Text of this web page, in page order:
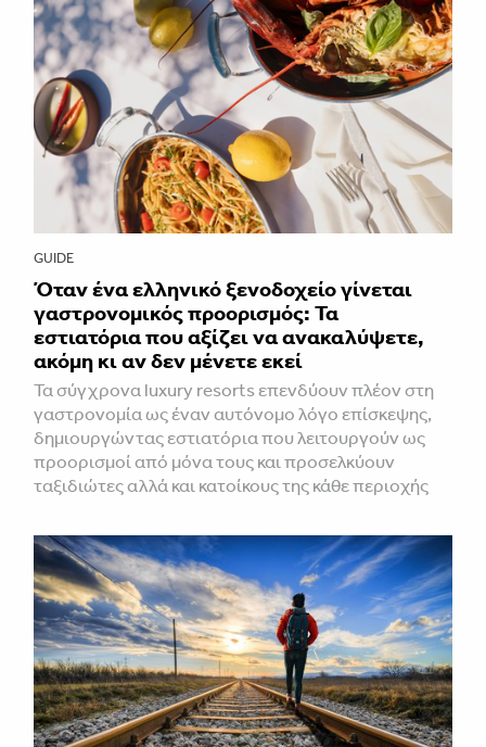
GUIDE
Όταν ένα ελληνικό ξενοδοχείο γίνεται
γαστρονομικός προορισμός: Τα
εστιατόρια που αξίζει να ανακαλύψετε,
ακόμη κι αν δεν μένετε εκεί
Τα σύγχρονα luxury resorts επενδύουν πλέον στη
γαστρονομία ως έναν αυτόνομο λόγο επίσκεψης,
δημιουργώντας εστιατόρια που λειτουργούν ως
προορισμοί από μόνα τους και προσελκύουν
ταξιδιώτες αλλά και κατοίκους της κάθε περιοχής